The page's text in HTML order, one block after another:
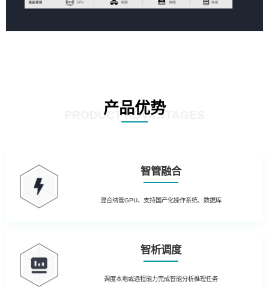
产品优势
PRODUCT ADVANTAGES
智管融合
混合纳管GPU、支持国产化操作系统、数据库
智析调度
调度本地或远程能力完成智能分析推理任务